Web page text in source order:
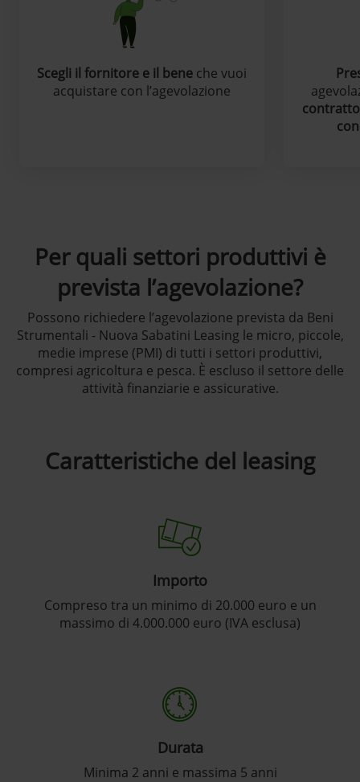
Scegli il fornitore e il bene che vuoi
acquistare con l’agevolazione
Per quali settori produttivi è
prevista l’agevolazione?
Possono richiedere l’agevolazione prevista da Beni
Strumentali - Nuova Sabatini Leasing le micro, piccole,
medie imprese (PMI) di tutti i settori produttivi,
compresi agricoltura e pesca. È escluso il settore delle
attività finanziarie e assicurative.
Caratteristiche del leasing
Importo
Compreso tra un minimo di 20.000 euro e un
massimo di 4.000.000 euro (IVA esclusa)
Durata
Minima 2 anni e massima 5 anni